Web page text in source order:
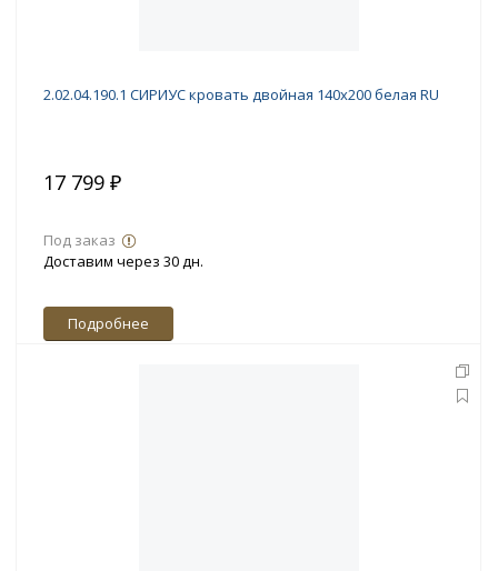
2.02.04.190.1 СИРИУС кровать двойная 140х200 белая RU
17 799 ₽
Под заказ
Доставим через 30 дн.
Подробнее